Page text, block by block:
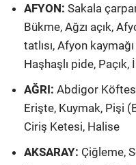
AFYON: Sakala
Bükme, Ağzı açık,
tatlısı, Afyon
Haşhaşlı pide,
AĞRI: Abdigor
Erişte, Kuymak, Pişi
Ciriş Ketesi, Halise
AKSARAY: Çiğleme,